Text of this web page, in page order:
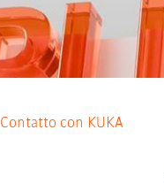
Contatto con KUKA